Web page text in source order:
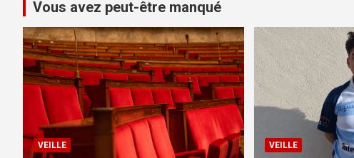
Vous avez peut-être manqué
VEILLE VEILLE